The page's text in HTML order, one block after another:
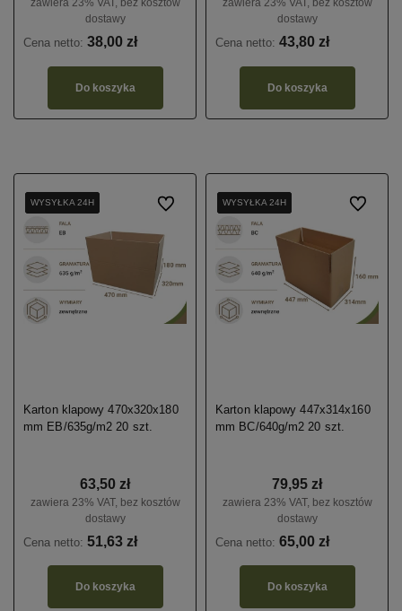
zawiera 23% VAT, bez kosztów
dostawy
Cena netto: 38,00 zł
Do koszyka
zawiera 23% VAT, bez kosztów
dostawy
Cena netto: 43,80 zł
Do koszyka
WYSYŁKA 24H
WYSYŁKA 24H
WYSYŁKA 24H
WYSYŁKA 24H
Karton klapowy 470x320x180
mm EB/635g/m2 20 szt.
63,50 zł
zawiera 23% VAT, bez kosztów
dostawy
Cena netto: 51,63 zł
Do koszyka
Do ulubionychWYSYŁKA 24H
WYSYŁKA 24H
WYSYŁKA 24H
WYSYŁKA 24H
Karton klapowy 447x314x160
mm BC/640g/m2 20 szt.
79,95 zł
zawiera 23% VAT, bez kosztów
dostawy
Cena netto: 65,00 zł
Do koszyka
Do